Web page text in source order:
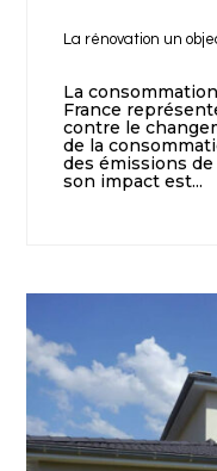
La rénovation un
La
France
contre le
de la
des émissions de
son impact est...